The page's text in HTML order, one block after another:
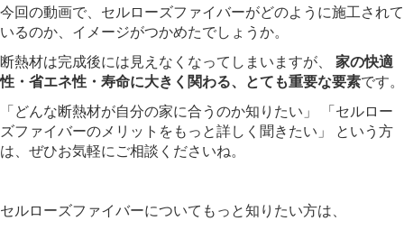
今回の動画で、セルローズファイバーがどのように施工されて
いるのか、イメージがつかめたでしょうか。
断熱材は完成後には見えなくなってしまいますが、 家の快適
性・省エネ性・寿命に大きく関わる、とても重要な要素です。
「どんな断熱材が自分の家に合うのか知りたい」 「セルロー
ズファイバーのメリットをもっと詳しく聞きたい」 という方
は、ぜひお気軽にご相談くださいね。
セルローズファイバーについてもっと知りたい方は、